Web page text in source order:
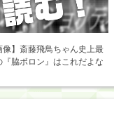
像】斎藤飛鳥ちゃん史上最
『脇ボロン』はこれだよな